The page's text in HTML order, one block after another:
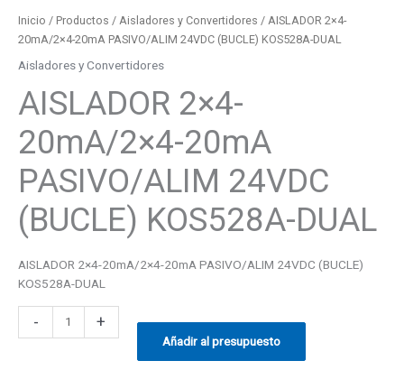
Inicio / Productos / Aisladores y Convertidores / AISLADOR 2×4-
20mA/2×4-20mA PASIVO/ALIM 24VDC (BUCLE) KOS528A-DUAL
Aisladores y Convertidores
AISLADOR 2×4-
20mA/2×4-20mA
PASIVO/ALIM 24VDC
(BUCLE) KOS528A-DUAL
AISLADOR 2×4-20mA/2×4-20mA PASIVO/ALIM 24VDC (BUCLE)
KOS528A-DUAL
- +
Añadir al presupuesto